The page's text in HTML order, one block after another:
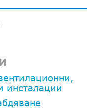
инсталации